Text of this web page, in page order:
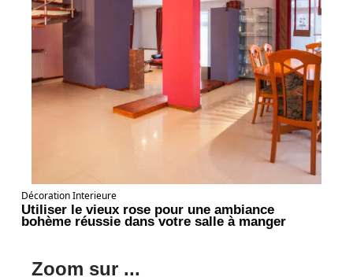
Décoration Interieure
Utiliser le vieux rose pour une ambiance
bohème réussie dans votre salle à manger
Zoom sur ...